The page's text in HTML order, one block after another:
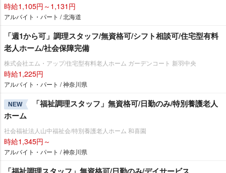
時給1,105円～1,131円
アルバイト・パート / 北海道
「週1から可」調理スタッフ/無資格可/シフト相談可/住宅型有料
老人ホーム/社会保障完備
株式会社エム・アップ/住宅型有料老人ホーム ガーデンコート 新羽中央
時給1,225円
アルバイト・パート / 神奈川県
NEW
「福祉調理スタッフ」無資格可/日勤のみ/特別養護老人
ホーム
社会福祉法人山中福祉会/特別養護老人ホーム 和喜園
時給1,345円～
アルバイト・パート / 神奈川県